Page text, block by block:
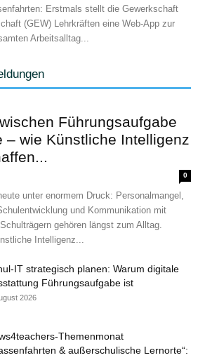
Erstmals stellt die Gewerkschaft
(GEW) Lehrkräften eine Web-App zur
Arbeitsalltag...
Führungsaufgabe
– wie Künstliche Intelligenz
0
unter enormem Druck: Personalmangel,
und Kommunikation mit
gehören längst zum Alltag.
Intelligenz...
IT strategisch planen: Warum digitale
Führungsaufgabe ist
2026
Themenmonat
& außerschulische Lernorte“: